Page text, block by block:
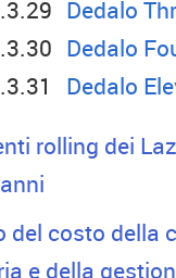
Dedalo
Dedalo
Dedalo
rolling dei
del costo della
e della